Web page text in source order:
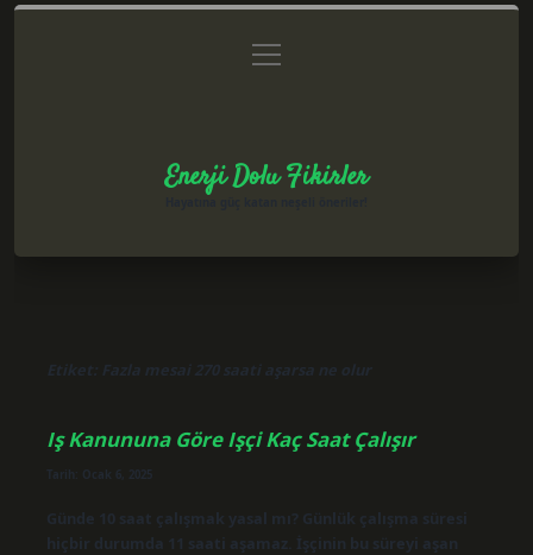
Gizlilik Politikası
menüyü
aç
Enerji Dolu Fikirler
Etiket: Fazla mesai 270 saati aşarsa ne olur
Iş Kanununa Göre Işçi Kaç Saat Çalışır
Tarih: Ocak 6, 2025
Günde 10 saat çalışmak yasal mı? Günlük çalışma süresi
hiçbir durumda 11 saati aşamaz. İşçinin bu süreyi aşan